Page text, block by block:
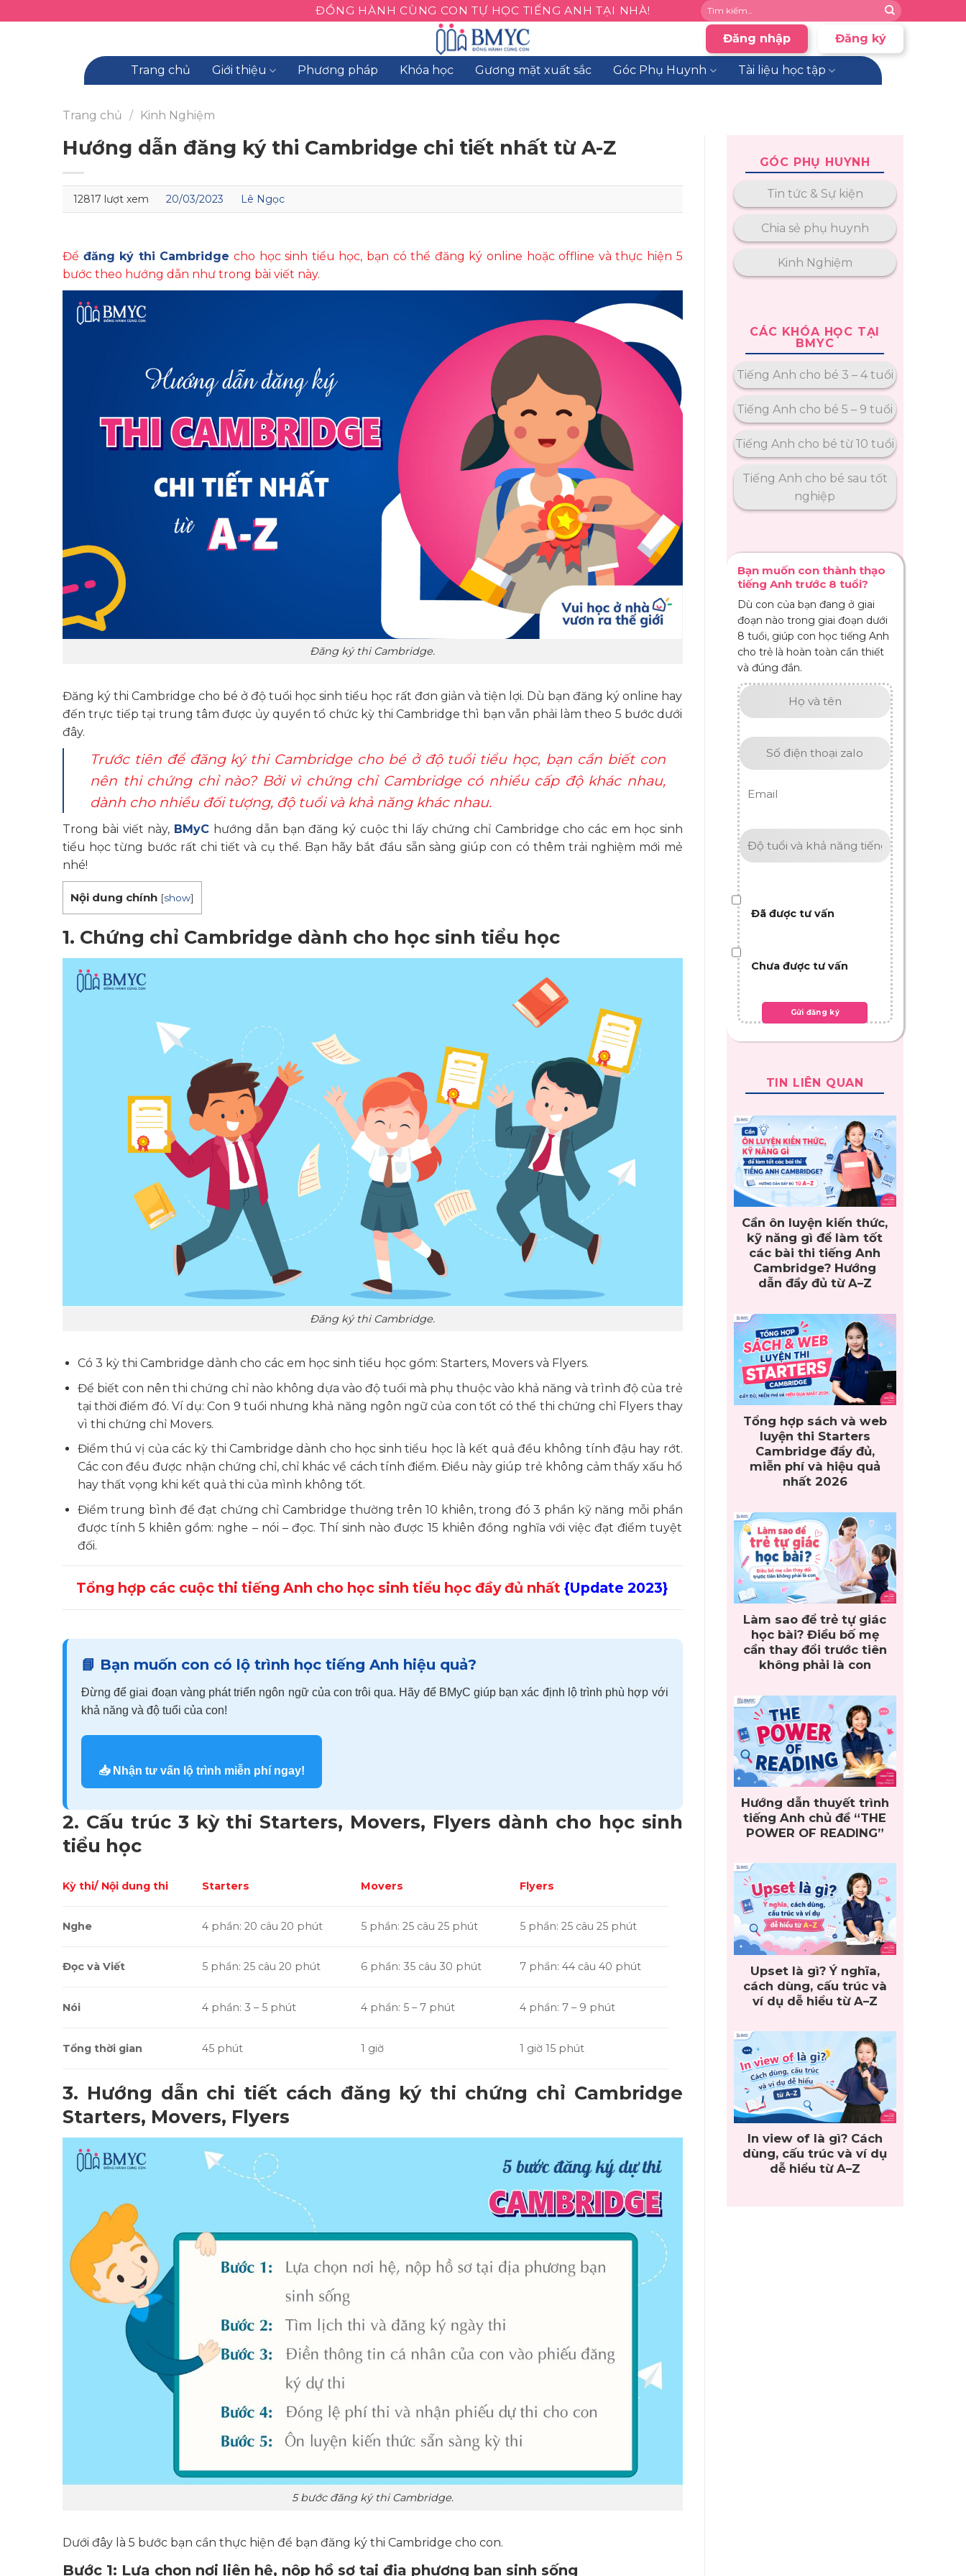
ĐỒNG HÀNH CÙNG CON TỰ HỌC TIẾNG ANH TẠI NHÀ!
Đăng nhập Đăng ký
Trang chủ Giới thiệu Phương pháp Khóa học Gương mặt xuất sắc Góc Phụ Huynh Tài liệu học tập
Trang chủ / Kinh Nghiệm
Hướng dẫn đăng ký thi Cambridge chi tiết nhất từ A-Z
12817 lượt xem 20/03/2023 Lê Ngọc
Để đăng ký thi Cambridge cho học sinh tiểu học, bạn có thể đăng ký online hoặc offline và thực hiện 5
bước theo hướng dẫn như trong bài viết này.
Đăng ký thi Cambridge.
Đăng ký thi Cambridge cho bé ở độ tuổi học sinh tiểu học rất đơn giản và tiện lợi. Dù bạn đăng ký online hay
đến trực tiếp tại trung tâm được ủy quyền tổ chức kỳ thi Cambridge thì bạn vẫn phải làm theo 5 bước dưới
đây.
Trước tiên để đăng ký thi Cambridge cho bé ở độ tuổi tiểu học, bạn cần biết con
nên thi chứng chỉ nào? Bởi vì chứng chỉ Cambridge có nhiều cấp độ khác nhau,
dành cho nhiều đối tượng, độ tuổi và khả năng khác nhau.
Trong bài viết này, BMyC hướng dẫn bạn đăng ký cuộc thi lấy chứng chỉ Cambridge cho các em học sinh
tiểu học từng bước rất chi tiết và cụ thể. Bạn hãy bắt đầu sẵn sàng giúp con có thêm trải nghiệm mới mẻ
nhé!
Nội dung chính [show]
1. Chứng chỉ Cambridge dành cho học sinh tiểu học
Đăng ký thi Cambridge.
Có 3 kỳ thi Cambridge dành cho các em học sinh tiểu học gồm: Starters, Movers và Flyers.
Để biết con nên thi chứng chỉ nào không dựa vào độ tuổi mà phụ thuộc vào khả năng và trình độ của trẻ
tại thời điểm đó. Ví dụ: Con 9 tuổi nhưng khả năng ngôn ngữ của con tốt có thể thi chứng chỉ Flyers thay
vì thi chứng chỉ Movers.
Điểm thú vị của các kỳ thi Cambridge dành cho học sinh tiểu học là kết quả đều không tính đậu hay rớt.
Các con đều được nhận chứng chỉ, chỉ khác về cách tính điểm. Điều này giúp trẻ không cảm thấy xấu hổ
hay thất vọng khi kết quả thi của mình không tốt.
Điểm trung bình để đạt chứng chỉ Cambridge thường trên 10 khiên, trong đó 3 phần kỹ năng mỗi phần
được tính 5 khiên gồm: nghe – nói – đọc. Thí sinh nào được 15 khiên đồng nghĩa với việc đạt điểm tuyệt
đối.
Tổng hợp các cuộc thi tiếng Anh cho học sinh tiểu học đầy đủ nhất{Update 2023}
📘 Bạn muốn con có lộ trình học tiếng Anh hiệu quả?
Đừng để giai đoạn vàng phát triển ngôn ngữ của con trôi qua. Hãy để BMyC giúp bạn xác định lộ trình phù hợp với
khả năng và độ tuổi của con!
📥 Nhận tư vấn lộ trình miễn phí ngay!
2. Cấu trúc 3 kỳ thi Starters, Movers, Flyers dành cho học sinh
tiểu học
Kỳ thi/ Nội dung thi Starters Movers Flyers
Nghe 4 phần: 20 câu 20 phút 5 phần: 25 câu 25 phút 5 phần: 25 câu 25 phút
Đọc và Viết 5 phần: 25 câu 20 phút 6 phần: 35 câu 30 phút 7 phần: 44 câu 40 phút
Nói 4 phần: 3 – 5 phút 4 phần: 5 – 7 phút 4 phần: 7 – 9 phút
Tổng thời gian 45 phút 1 giờ 1 giờ 15 phút
3. Hướng dẫn chi tiết cách đăng ký thi chứng chỉ Cambridge
Starters, Movers, Flyers
5 bước đăng ký thi Cambridge.
Dưới đây là 5 bước bạn cần thực hiện để bạn đăng ký thi Cambridge cho con.
Bước 1: Lựa chọn nơi liên hệ, nộp hồ sơ tại địa phương bạn sinh sống
GÓC PHỤ HUYNH
Tin tức & Sự kiện
Chia sẻ phụ huynh
Kinh Nghiệm
CÁC KHÓA HỌC TẠI
BMYC
Tiếng Anh cho bé 3 – 4 tuổi
Tiếng Anh cho bé 5 – 9 tuổi
Tiếng Anh cho bé từ 10 tuổi
Tiếng Anh cho bé sau tốt
nghiệp
Bạn muốn con thành thạo
tiếng Anh trước 8 tuổi?
Dù con của bạn đang ở giai
đoạn nào trong giai đoạn dưới
8 tuổi, giúp con học tiếng Anh
cho trẻ là hoàn toàn cần thiết
và đúng đắn.
Đã được tư vấn
Chưa được tư vấn
TIN LIÊN QUAN
Cần ôn luyện kiến thức,
kỹ năng gì để làm tốt
các bài thi tiếng Anh
Cambridge? Hướng
dẫn đầy đủ từ A–Z
Tổng hợp sách và web
luyện thi Starters
Cambridge đầy đủ,
miễn phí và hiệu quả
nhất 2026
Làm sao để trẻ tự giác
học bài? Điều bố mẹ
cần thay đổi trước tiên
không phải là con
Hướng dẫn thuyết trình
tiếng Anh chủ đề “THE
POWER OF READING”
Upset là gì? Ý nghĩa,
cách dùng, cấu trúc và
ví dụ dễ hiểu từ A–Z
In view of là gì? Cách
dùng, cấu trúc và ví dụ
dễ hiểu từ A–Z